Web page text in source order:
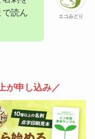
エコみどり
で読ん
が申し込み／